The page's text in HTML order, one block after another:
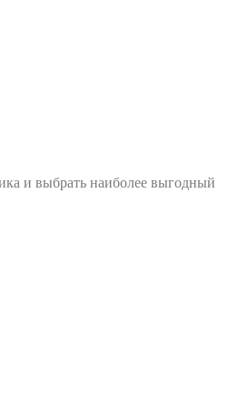
и выбрать наиболее выгодный